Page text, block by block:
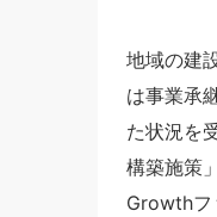
地域の建
は事業承
た状況を
構築施策
Growthフ